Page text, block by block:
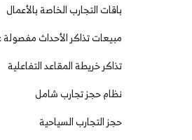
باقات التجارب الخاصة بالأعمال
مبيعات تذاكر الأحداث مفصولة
تذاكر خريطة المقاعد التفاعلية
نظام حجز تجارب شامل
حجز التجارب السياحية